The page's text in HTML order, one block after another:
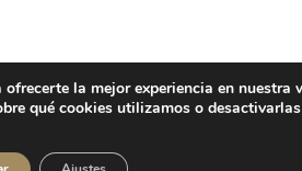
la mejor experiencia en nuestra
qué cookies utilizamos o